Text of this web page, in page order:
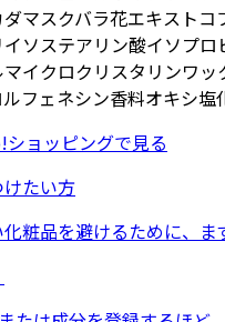
ダマスクバラ花エキス トコ
イソステアリン酸イソプロ
マイクロクリスタリンワッ
フェネシン香料オキシ塩
ショッピングで見る
たい方
粧品を避けるために、ま